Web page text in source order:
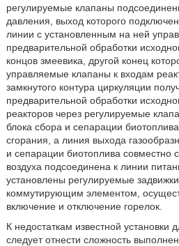
регулируемые клапаны
давления, выход которого
линии с установленным на ней
предварительной обработки
концов змеевика, другой конец
управляемые клапаны к входам
замкнутого контура циркуляции
предварительной обработки
реакторов через регулируемые
блока сбора и сепарации
сгорания, а линия выхода
и сепарации биотоплива совместно
воздуха подсоединена к линии
установлены регулируемые
коммутирующим элементом,
включение и отключение горелок.
К недостаткам известной установки
следует отнести сложность